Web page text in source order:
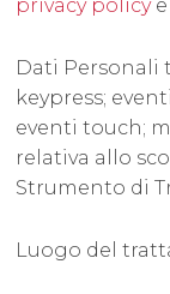
privacy policy
Dati Personali
keypress;
eventi touch;
relativa allo
Strumento di
Luogo del